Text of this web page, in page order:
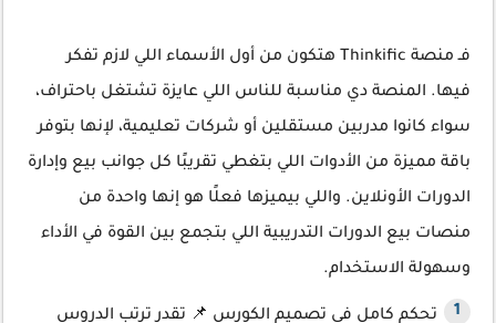
فـ منصة Thinkific هتكون من أول الأسماء اللي لازم تفكر
فيها. المنصة دي مناسبة للناس اللي عايزة تشتغل باحتراف،
سواء كانوا مدربين مستقلين أو شركات تعليمية، لإنها بتوفر
باقة مميزة من الأدوات اللي بتغطي تقريبًا كل جوانب بيع وإدارة
الدورات الأونلاين. واللي بيميزها فعلًا هو إنها واحدة من
منصات بيع الدورات التدريبية اللي بتجمع بين القوة في الأداء
وسهولة الاستخدام.
تحكم كامل في تصميم الكورس 📌 تقدر ترتب الدروس